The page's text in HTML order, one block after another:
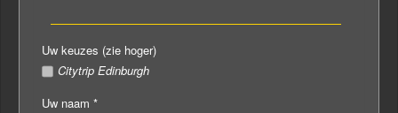
Uw keuzes (zie hoger)
Citytrip Edinburgh
Uw naam *